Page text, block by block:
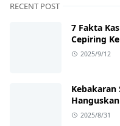
RECENT POST
7 Fakta
Cepiring
Kronologi,
2025/9/12
Kebakaran
2025/8/31